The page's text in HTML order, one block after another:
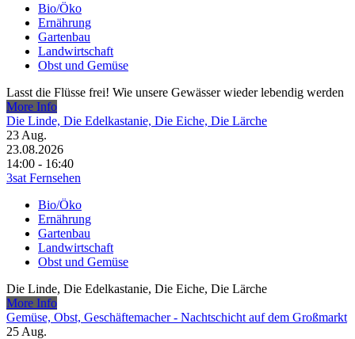
Bio/Öko
Ernährung
Gartenbau
Landwirtschaft
Obst und Gemüse
Lasst die Flüsse frei! Wie unsere Gewässer wieder lebendig werden
More Info
Die Linde, Die Edelkastanie, Die Eiche, Die Lärche
23 Aug.
23.08.2026
14:00 - 16:40
3sat Fernsehen
Bio/Öko
Ernährung
Gartenbau
Landwirtschaft
Obst und Gemüse
Die Linde, Die Edelkastanie, Die Eiche, Die Lärche
More Info
Gemüse, Obst, Geschäftemacher - Nachtschicht auf dem Großmarkt
25 Aug.